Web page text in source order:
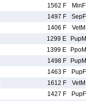
1562 F
MinF
1497 F
SepF
1406 F
VetM
1299 E
PupM
1399 E
PpoM
1498 F
PupM
1463 F
PupF
1612 F
VetM
1427 F
PupF